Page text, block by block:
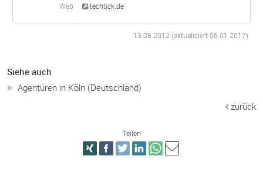
Web techtick.de
13.08.2012 (aktualisiert06.01.2017)
Siehe auch
Agenturen in Köln (Deutschland)
zurück
Teilen